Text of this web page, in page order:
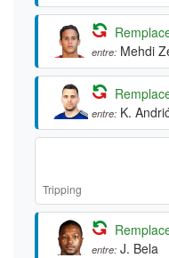
entre: Mehdi
entre: K.
Tripping
entre: J. Bela